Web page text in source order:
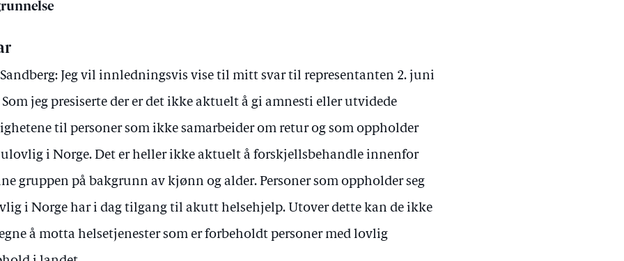
Sandberg: Jeg vil innledningsvis vise til mitt svar til representanten 2. juni
Som jeg presiserte der er det ikke aktuelt å gi amnesti eller utvidede
til personer som ikke samarbeider om retur og som oppholder
ulovlig i Norge. Det er heller ikke aktuelt å forskjellsbehandle innenfor
gruppen på bakgrunn av kjønn og alder. Personer som oppholder seg
i Norge har i dag tilgang til akutt helsehjelp. Utover dette kan de ikke
å motta helsetjenester som er forbeholdt personer med lovlig